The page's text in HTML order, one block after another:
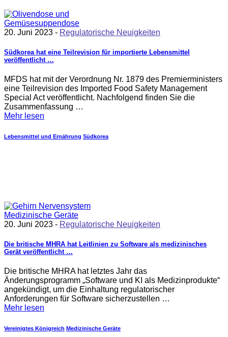
20. Juni 2023 - Regulatorische Neuigkeiten
Südkorea hat eine Teilrevision für importierte Lebensmittel
veröffentlicht …
MFDS hat mit der Verordnung Nr. 1879 des Premierministers
eine Teilrevision des Imported Food Safety Management
Special Act veröffentlicht. Nachfolgend finden Sie die
Zusammenfassung …
Mehr lesen
Lebensmittel und Ernährung Südkorea
20. Juni 2023 - Regulatorische Neuigkeiten
Die britische MHRA hat Leitlinien zu Software als medizinisches
Gerät veröffentlicht …
Die britische MHRA hat letztes Jahr das
Änderungsprogramm „Software und KI als Medizinprodukte“
angekündigt, um die Einhaltung regulatorischer
Anforderungen für Software sicherzustellen …
Mehr lesen
Vereinigtes Königreich Medizinische Geräte